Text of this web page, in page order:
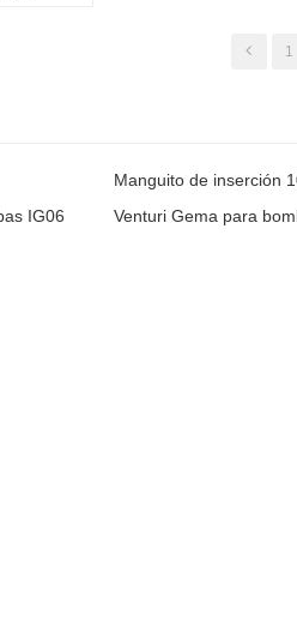
1
IG06
Venturi Gema para